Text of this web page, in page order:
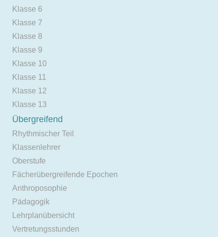
Klasse 6
Klasse 7
Klasse 8
Klasse 9
Klasse 10
Klasse 11
Klasse 12
Klasse 13
Übergreifend
Rhythmischer Teil
Klassenlehrer
Oberstufe
Fächerübergreifende Epochen
Anthroposophie
Pädagogik
Lehrplanübersicht
Vertretungsstunden